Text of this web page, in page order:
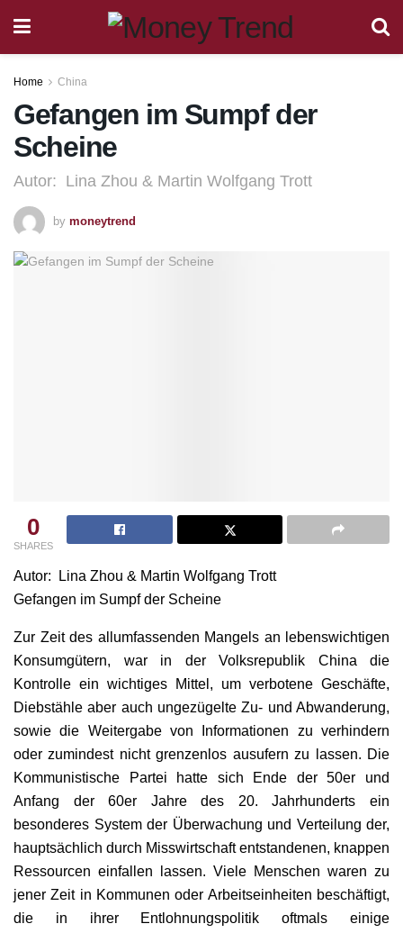
Home China
Gefangen im Sumpf der
Scheine
Autor: Lina Zhou & Martin Wolfgang Trott
by moneytrend
0
SHARES
Autor: Lina Zhou & Martin Wolfgang Trott
Gefangen im Sumpf der Scheine
Zur Zeit des allumfassenden Mangels an lebenswichtigen
Konsumgütern, war in der Volksrepublik China die
Kontrolle ein wichtiges Mittel, um verbotene Geschäfte,
Diebstähle aber auch ungezügelte Zu- und Abwanderung,
sowie die Weitergabe von Informationen zu verhindern
oder zumindest nicht grenzenlos ausufern zu lassen. Die
Kommunistische Partei hatte sich Ende der 50er und
Anfang der 60er Jahre des 20. Jahrhunderts ein
besonderes System der Überwachung und Verteilung der,
hauptsächlich durch Misswirtschaft entstandenen, knappen
Ressourcen einfallen lassen. Viele Menschen waren zu
jener Zeit in Kommunen oder Arbeitseinheiten beschäftigt,
die in ihrer Entlohnungspolitik oftmals einige